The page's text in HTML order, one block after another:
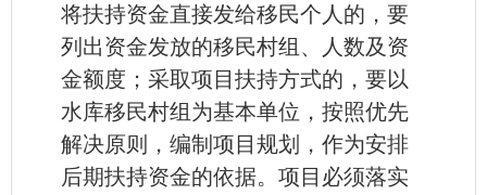
将扶持资金直接发给移民个人的，要
列出资金发放的移民村组、人数及资
金额度；采取项目扶持方式的，要以
水库移民村组为基本单位，按照优先
解决原则，编制项目规划，作为安排
后期扶持资金的依据。项目必须落实